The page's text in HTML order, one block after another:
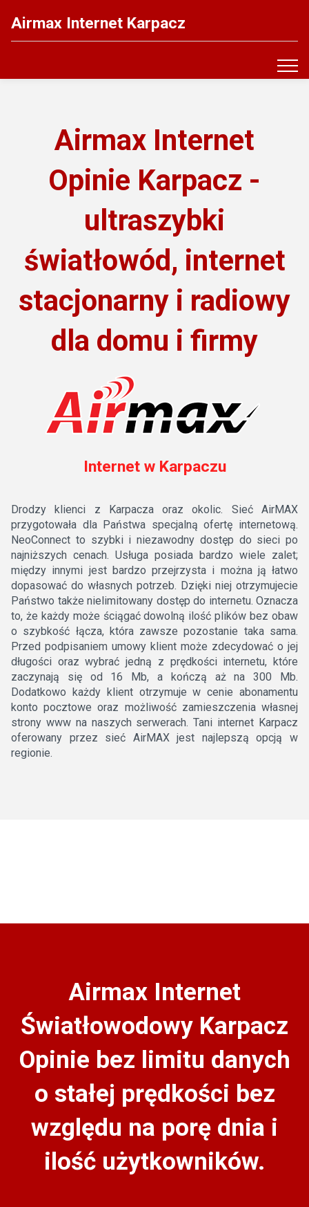
Airmax Internet Karpacz
Airmax Internet
Opinie Karpacz -
ultraszybki
światłowód, internet
stacjonarny i radiowy
dla domu i firmy
Internet w Karpaczu
Drodzy klienci z Karpacza oraz okolic. Sieć AirMAX
przygotowała dla Państwa specjalną ofertę internetową.
NeoConnect to szybki i niezawodny dostęp do sieci po
najniższych cenach. Usługa posiada bardzo wiele zalet;
między innymi jest bardzo przejrzysta i można ją łatwo
dopasować do własnych potrzeb. Dzięki niej otrzymujecie
Państwo także nielimitowany dostęp do internetu. Oznacza
to, że każdy może ściągać dowolną ilość plików bez obaw
o szybkość łącza, która zawsze pozostanie taka sama.
Przed podpisaniem umowy klient może zdecydować o jej
długości oraz wybrać jedną z prędkości internetu, które
zaczynają się od 16 Mb, a kończą aż na 300 Mb.
Dodatkowo każdy klient otrzymuje w cenie abonamentu
konto pocztowe oraz możliwość zamieszczenia własnej
strony www na naszych serwerach. Tani internet Karpacz
oferowany przez sieć AirMAX jest najlepszą opcją w
regionie.
Airmax Internet
Światłowodowy Karpacz
Opinie bez limitu danych
o stałej prędkości bez
względu na porę dnia i
ilość użytkowników.